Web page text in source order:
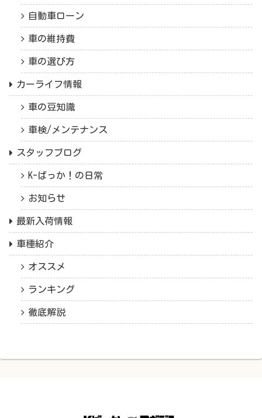
自動車ローン
車の維持費
車の選び方
カーライフ情報
車の豆知識
車検/メンテナンス
スタッフブログ
K-ばっか！の日常
お知らせ
最新入荷情報
車種紹介
オススメ
ランキング
徹底解説